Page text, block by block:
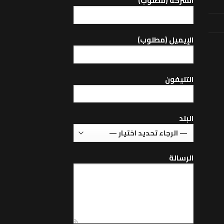
اﻹيميل (مطلوب)
التليفون
البلد
الرسالة